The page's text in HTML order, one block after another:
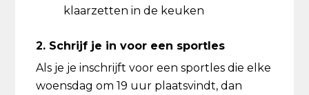
klaarzetten in de keuken
2. Schrijf je in voor een sportles
Als je je inschrijft voor een sportles die elke
woensdag om 19 uur plaatsvindt, dan